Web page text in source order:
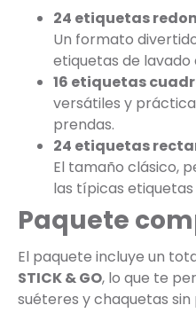
24 etiquetas
Un formato
etiquetas de lavado
16 etiquetas
versátiles y
prendas.
24 etiquetas
El tamaño clásico,
las típicas
Paquete
El paquete incluye un
STICK & GO, lo que te
suéteres y chaquetas